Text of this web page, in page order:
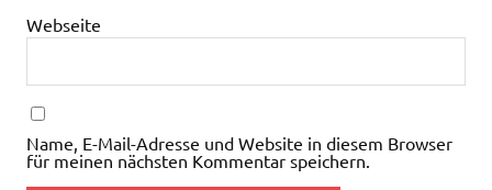
Webseite
Name, E-Mail-Adresse und Website in diesem Browser
für meinen nächsten Kommentar speichern.